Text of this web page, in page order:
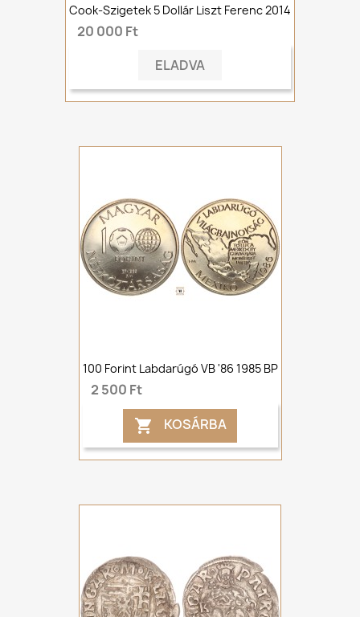
Cook-Szigetek 5 Dollár Liszt Ferenc 2014
20 000 Ft
ELADVA
100 Forint Labdarúgó VB '86 1985 BP
2 500 Ft
 KOSÁRBA